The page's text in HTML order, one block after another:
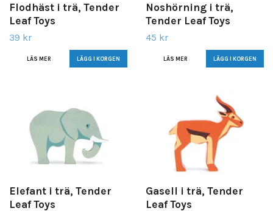
Flodhäst i trä, Tender
Leaf Toys
39 kr
LÄS MER
Noshörning i trä,
Tender Leaf Toys
45 kr
LÄS MER
Elefant i trä, Tender
Leaf Toys
Gasell i trä, Tender
Leaf Toys